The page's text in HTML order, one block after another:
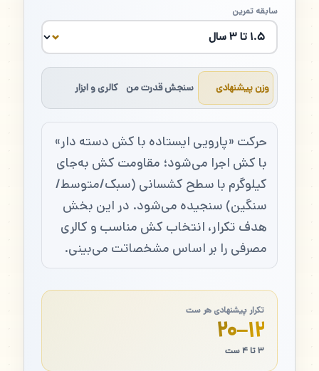
سابقه تمرین
وزن پیشنهادی سنجش قدرت من کالری و ابزار
حرکت «پارویی ایستاده با کش دسته دار»
با کش اجرا می‌شود؛ مقاومت کش به‌جای
کیلوگرم با سطح کشسانی (سبک/متوسط/
سنگین) سنجیده می‌شود. در این بخش
هدف تکرار، انتخاب کش مناسب و کالری
مصرفی را بر اساس مشخصاتت می‌بینی.
تکرار پیشنهادی هر ست
۱۲–۲۰
۳ تا ۴ ست